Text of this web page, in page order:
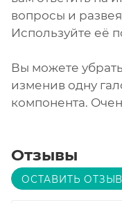
вопросы и
Используйте её
Вы можете
изменив одну
компонента.
Отзывы
ОСТАВИТЬ ОТЗЫВ